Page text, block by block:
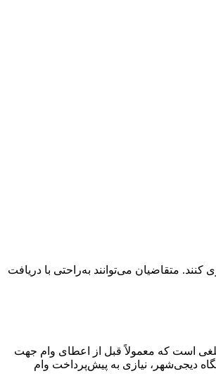
متقاضیان می‌توانند به‌راحتی با دریافت
است که معمولاً قبل از اعطای وام جهت
دیجی‌شهر، نیازی به پیش‌پرداخت وام